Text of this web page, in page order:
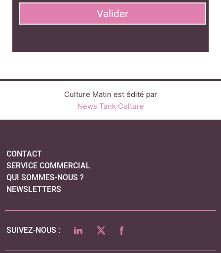
QUI SOMMES-NOUS ?
LINKEDINTWITTERFACEBOOK
PLAN DU SITE
MENTIONS LÉGALES
POLITIQUE DE CONFIDENTIALITÉ
COOKIES